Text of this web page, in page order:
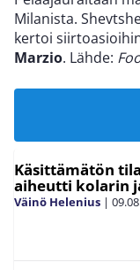
Milanista.
kertoi
Marzio. Lähde:
Käsittämätön
aiheutti kolarin
Väinö Helenius |